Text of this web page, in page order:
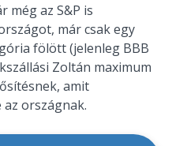
még az S&P is
már csak egy
fölött (jelenleg BBB
Zoltán maximum
amit
országnak.